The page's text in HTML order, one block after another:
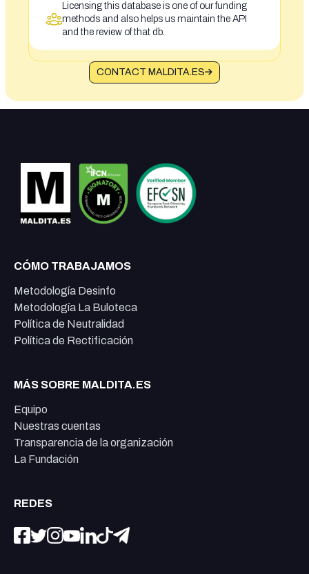
Licensing this database is one of our funding
methods and also helps us maintain the API
and the review of that db.
CONTACT MALDITA.ES
CÓMO TRABAJAMOS
Metodología Desinfo
Metodología La Buloteca
Política de Neutralidad
Política de Rectificación
MÁS SOBRE MALDITA.ES
Equipo
Nuestras cuentas
Transparencia de la organización
La Fundación
REDES